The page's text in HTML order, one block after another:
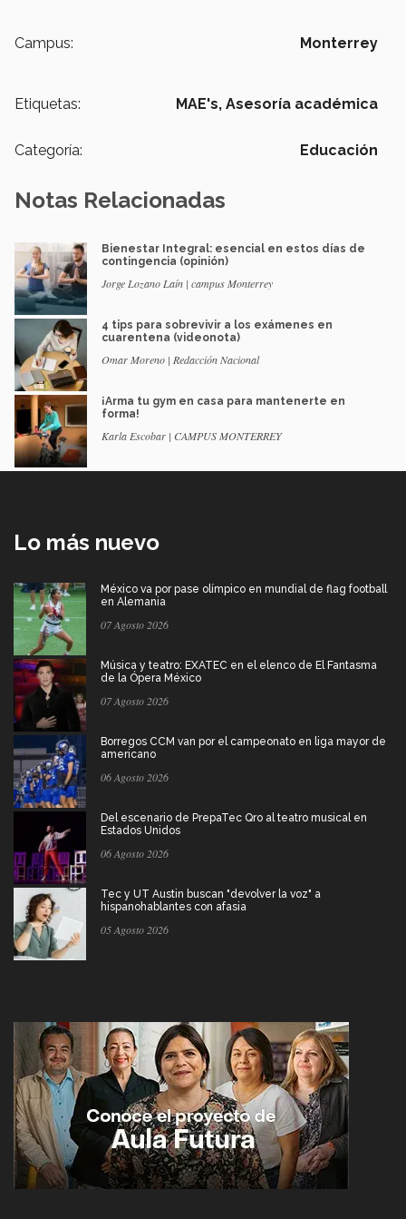
Campus: Monterrey
Etiquetas: MAE's, Asesoría académica
Categoría: Educación
Notas Relacionadas
Bienestar Integral: esencial en estos días de
contingencia (opinión)
Jorge Lozano Laín | campus Monterrey
4 tips para sobrevivir a los exámenes en
cuarentena (videonota)
Omar Moreno | Redacción Nacional
¡Arma tu gym en casa para mantenerte en
forma!
Karla Escobar | CAMPUS MONTERREY
Lo más nuevo
México va por pase olímpico en mundial de flag football
en Alemania
07 Agosto 2026
Música y teatro: EXATEC en el elenco de El Fantasma
de la Ópera México
07 Agosto 2026
Borregos CCM van por el campeonato en liga mayor de
americano
06 Agosto 2026
Del escenario de PrepaTec Qro al teatro musical en
Estados Unidos
06 Agosto 2026
Tec y UT Austin buscan "devolver la voz" a
hispanohablantes con afasia
05 Agosto 2026